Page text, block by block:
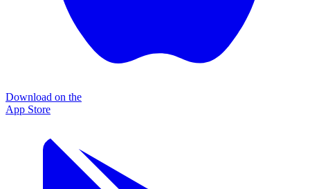
Download on the
App Store